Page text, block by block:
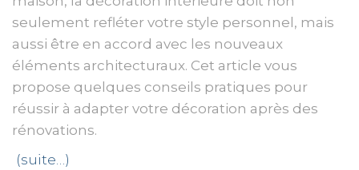
seulement refléter votre style personnel, mais
aussi être en accord avec les nouveaux
éléments architecturaux. Cet article vous
propose quelques conseils pratiques pour
réussir à adapter votre décoration après des
rénovations.
(suite…)